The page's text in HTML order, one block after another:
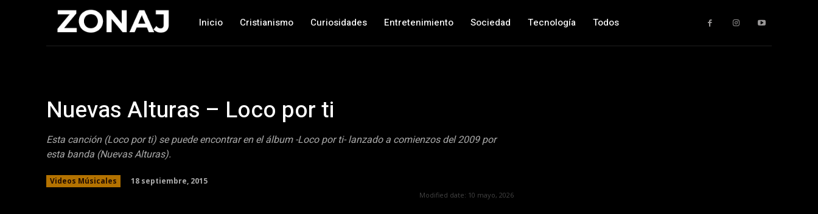
Inicio Cristianismo Curiosidades Entretenimiento Sociedad Tecnología Todos
Nuevas Alturas – Loco por ti
Esta canción (Loco por ti) se puede encontrar en el álbum -Loco por ti- lanzado a comienzos del 2009 por
esta banda (Nuevas Alturas).
Videos Músicales 18 septiembre, 2015
Modified date: 10 mayo, 2026